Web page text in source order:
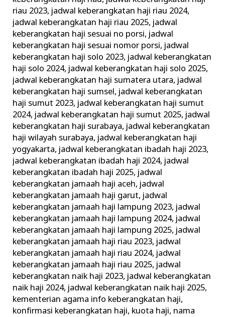
riau 2023, jadwal keberangkatan haji riau 2024,
jadwal keberangkatan haji riau 2025, jadwal
keberangkatan haji sesuai no porsi, jadwal
keberangkatan haji sesuai nomor porsi, jadwal
keberangkatan haji solo 2023, jadwal keberangkatan
haji solo 2024, jadwal keberangkatan haji solo 2025,
jadwal keberangkatan haji sumatera utara, jadwal
keberangkatan haji sumsel, jadwal keberangkatan
haji sumut 2023, jadwal keberangkatan haji sumut
2024, jadwal keberangkatan haji sumut 2025, jadwal
keberangkatan haji surabaya, jadwal keberangkatan
haji wilayah surabaya, jadwal keberangkatan haji
yogyakarta, jadwal keberangkatan ibadah haji 2023,
jadwal keberangkatan ibadah haji 2024, jadwal
keberangkatan ibadah haji 2025, jadwal
keberangkatan jamaah haji aceh, jadwal
keberangkatan jamaah haji garut, jadwal
keberangkatan jamaah haji lampung 2023, jadwal
keberangkatan jamaah haji lampung 2024, jadwal
keberangkatan jamaah haji lampung 2025, jadwal
keberangkatan jamaah haji riau 2023, jadwal
keberangkatan jamaah haji riau 2024, jadwal
keberangkatan jamaah haji riau 2025, jadwal
keberangkatan naik haji 2023, jadwal keberangkatan
naik haji 2024, jadwal keberangkatan naik haji 2025,
kementerian agama info keberangkatan haji,
konfirmasi keberangkatan haji, kuota haji, nama